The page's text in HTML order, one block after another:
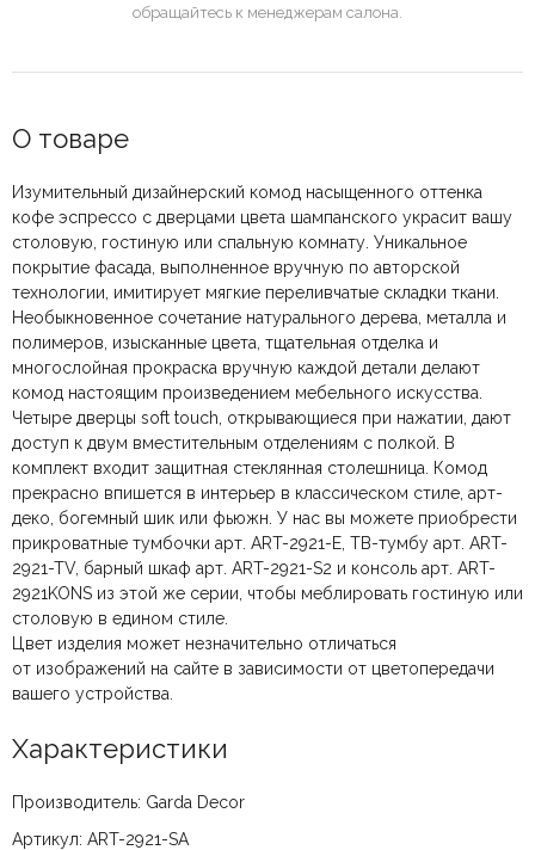
обращайтесь к менеджерам салона.
О товаре
Изумительный дизайнерский комод насыщенного оттенка
кофе эспрессо с дверцами цвета шампанского украсит вашу
столовую, гостиную или спальную комнату. Уникальное
покрытие фасада, выполненное вручную по авторской
технологии, имитирует мягкие переливчатые складки ткани.
Необыкновенное сочетание натурального дерева, металла и
полимеров, изысканные цвета, тщательная отделка и
многослойная прокраска вручную каждой детали делают
комод настоящим произведением мебельного искусства.
Четыре дверцы soft touch, открывающиеся при нажатии, дают
доступ к двум вместительным отделениям с полкой. В
комплект входит защитная стеклянная столешница. Комод
прекрасно впишется в интерьер в классическом стиле, арт-
деко, богемный шик или фьюжн. У нас вы можете приобрести
прикроватные тумбочки арт. ART-2921-E, ТВ-тумбу арт. ART-
2921-TV, барный шкаф арт. ART-2921-S2 и консоль арт. ART-
2921KONS из этой же серии, чтобы меблировать гостиную или
столовую в едином стиле.
Цвет изделия может незначительно отличаться
от изображений на сайте в зависимости от цветопередачи
вашего устройства.
Характеристики
Производитель: Garda Decor
Артикул: ART-2921-SA